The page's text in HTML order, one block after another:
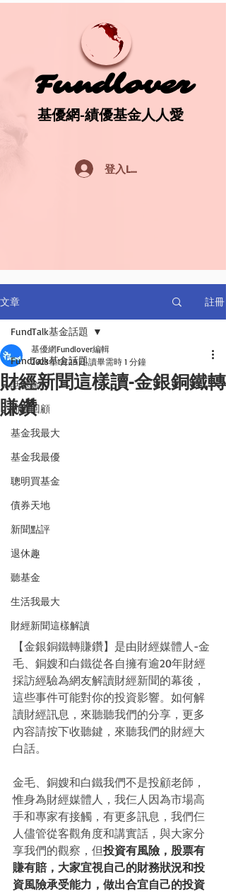
Fundlover
Fundlover
基優網-績優基金人人愛
基優網-績優基金人人愛
登入Log In
文章 註冊
FundTalk基金話題
話基金
前瞻回顧
基金我最大
基金我最優
聰明買基金
債券天地
新聞點評
退休趣
聽基金
生活我最大
財經新聞這樣解讀
FundTalk基金話題
財經新聞這樣讀-金銀銅鐵轉
賺鑽
基優網Fundlover編輯
2023年1月29日 讀畢需時 1 分鐘
【金銀銅鐵轉賺鑽】是由財經媒體人-金
毛、銅嫂和白鐵從各自擁有逾20年財經
採訪經驗為網友解讀財經新聞的幕後，
這些事件可能對你的投資影響。如何解
讀財經訊息，來聽聽我們的分享，更多
內容請按下收聽鍵，來聽我們的財經大
白話。
金毛、銅嫂和白鐵我們不是投顧老師，
惟身為財經媒體人，我仨人因為市場高
手和專家有接觸，有更多訊息，我們仨
人儘管從客觀角度和講實話，與大家分
享我們的觀察，但投資有風險，股票有
賺有賠，大家宜視自己的財務狀況和投
資風險承受能力，做出合宜自己的投資